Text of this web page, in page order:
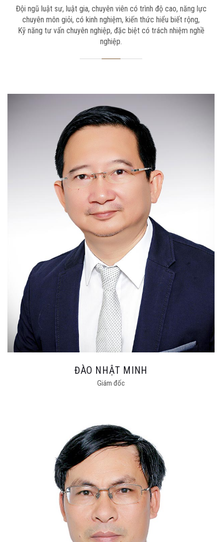
Đội ngũ luật sư, luật gia, chuyên viên có trình độ cao, năng lực
chuyên môn giỏi, có kinh nghiệm, kiến thức hiểu biết rộng,
Kỹ năng tư vấn chuyên nghiệp, đặc biệt có trách nhiệm nghề
nghiệp.
ĐÀO NHẬT MINH
Giám đốc